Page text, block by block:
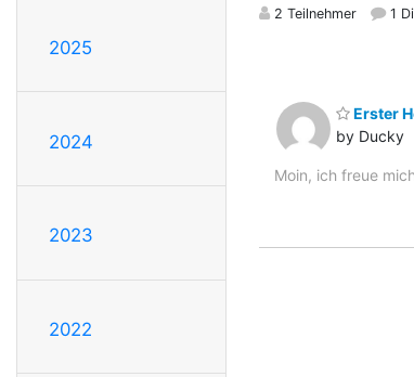
2025
2024
2023
2022
2 Teilnehmer 1
Erster
by Ducky
Moin, ich freue